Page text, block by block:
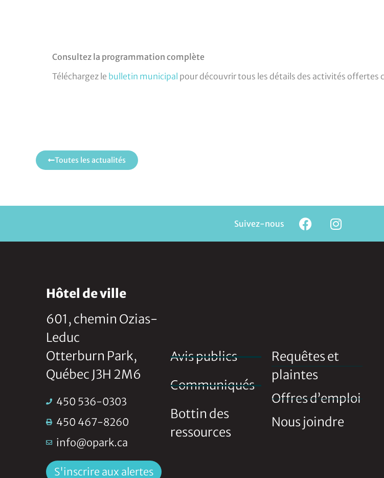
Consultez la programmation complète
Téléchargez le bulletin municipal pour découvrir tous les détails des activités offertes
Toutes les actualités
Suivez-nous
Hôtel de ville
601, chemin Ozias-
Leduc
Otterburn Park,
Québec J3H 2M6
450 536-0303
450 467-8260
info@opark.ca
S'inscrire aux alertes
Avis publics
Communiqués
Bottin des
ressources
Requêtes et
plaintes
Offres d’emploi
Nous joindre